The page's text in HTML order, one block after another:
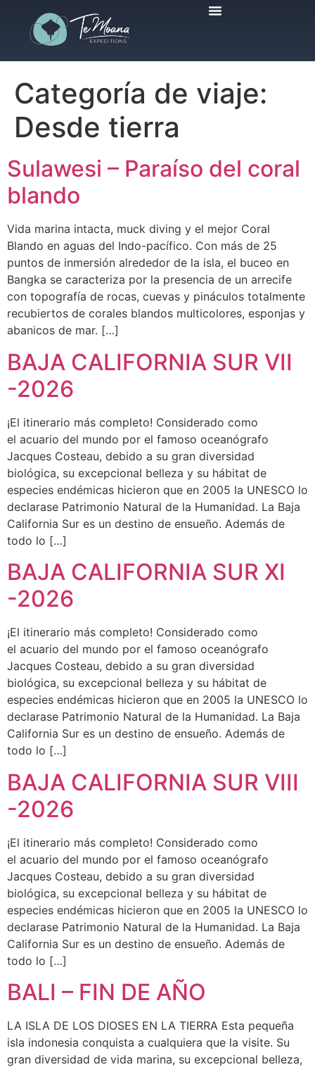
Categoría de viaje:
Desde tierra
Sulawesi – Paraíso del coral
blando
Vida marina intacta, muck diving y el mejor Coral
Blando en aguas del Indo-pacífico. Con más de 25
puntos de inmersión alrededor de la isla, el buceo en
Bangka se caracteriza por la presencia de un arrecife
con topografía de rocas, cuevas y pináculos totalmente
recubiertos de corales blandos multicolores, esponjas y
abanicos de mar. […]
BAJA CALIFORNIA SUR VII
-2026
¡El itinerario más completo! Considerado como
el acuario del mundo por el famoso oceanógrafo
Jacques Costeau, debido a su gran diversidad
biológica, su excepcional belleza y su hábitat de
especies endémicas hicieron que en 2005 la UNESCO lo
declarase Patrimonio Natural de la Humanidad. La Baja
California Sur es un destino de ensueño. Además de
todo lo […]
BAJA CALIFORNIA SUR XI
-2026
¡El itinerario más completo! Considerado como
el acuario del mundo por el famoso oceanógrafo
Jacques Costeau, debido a su gran diversidad
biológica, su excepcional belleza y su hábitat de
especies endémicas hicieron que en 2005 la UNESCO lo
declarase Patrimonio Natural de la Humanidad. La Baja
California Sur es un destino de ensueño. Además de
todo lo […]
BAJA CALIFORNIA SUR VIII
-2026
¡El itinerario más completo! Considerado como
el acuario del mundo por el famoso oceanógrafo
Jacques Costeau, debido a su gran diversidad
biológica, su excepcional belleza y su hábitat de
especies endémicas hicieron que en 2005 la UNESCO lo
declarase Patrimonio Natural de la Humanidad. La Baja
California Sur es un destino de ensueño. Además de
todo lo […]
BALI – FIN DE AÑO
LA ISLA DE LOS DIOSES EN LA TIERRA Esta pequeña
isla indonesia conquista a cualquiera que la visite. Su
gran diversidad de vida marina, su excepcional belleza,